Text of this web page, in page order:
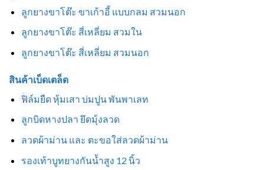
ลูกยางขาโต๊ะ ขาเก้าอี้ แบบกลม สวมนอก
ลูกยางขาโต๊ะ สี่เหลี่ยม สวมใน
ลูกยางขาโต๊ะ สี่เหลี่ยม สวมนอก
สินค้าเบ็ดเตล็ด
ฟิล์มยืด หุ้มเสา บ่มปูน พันพาเลท
ลูกบิดหางปลา ยึดมุ้งลวด
ลวดผ้าม่าน และ ตะขอใส่ลวดผ้าม่าน
รองเท้าบูทยางกันน้ำสูง 12 นิ้ว